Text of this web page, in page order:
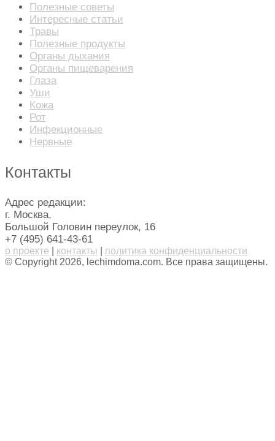
Полезные советы
Интересные статьи
Травы
Полезные продукты
Органы дыхания
Органы пищеварения
Глаза
Уши
Кожа
Рот
Инфекционные
Нервные
Контакты
Адрес редакции:
г. Москва,
Большой Головин переулок, 16
+7 (495) 641-43-61
о проекте контакты
политика конфиденциальности
© Copyright 2026, lechimdoma.com. Все права защищены.